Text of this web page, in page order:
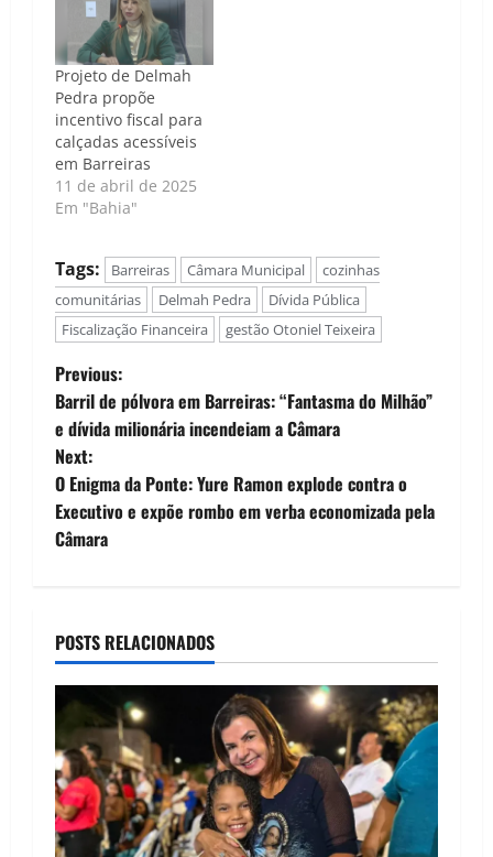
Projeto de Delmah
Pedra propõe
incentivo fiscal para
calçadas acessíveis
em Barreiras
11 de abril de 2025
Em "Bahia"
Tags: Barreiras Câmara Municipal
cozinhas
comunitárias
Delmah Pedra
Dívida Pública
Fiscalização Financeira
gestão Otoniel Teixeira
P
o
s
t
v
g
a
t
Previous:
Barril de pólvora em Barreiras: “Fantasma do Milhão”
e dívida milionária incendeiam a Câmara
Next:
O Enigma da Ponte: Yure Ramon explode contra o
Executivo e expõe rombo em verba economizada pela
Câmara
POSTS RELACIONADOS